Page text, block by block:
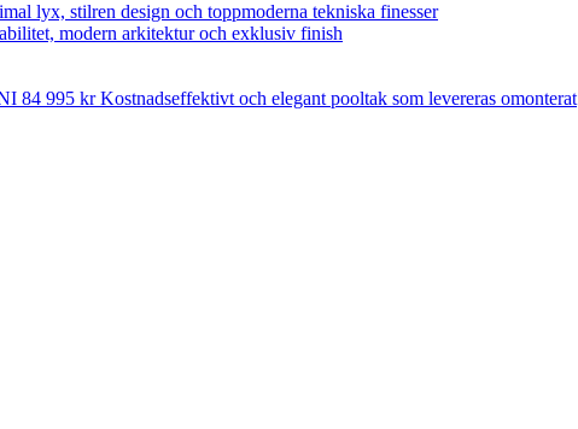
lyx, stilren design och toppmoderna tekniska finesser
modern arkitektur och exklusiv finish
84 995 kr Kostnadseffektivt och elegant pooltak som levereras omonterat